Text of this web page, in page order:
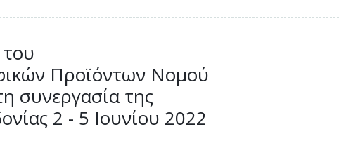
ΚΟΖΑΝΗΣ
Προϊόντων Νομού
συνεργασία της
2 - 5 Ιουνίου 2022